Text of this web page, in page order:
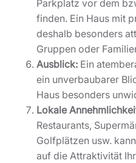
Parkplatz vor dem
finden. Ein Haus mit
deshalb besonders
Gruppen oder
Ausblick: Ein
ein unverbaubarer
Haus besonders
Lokale
Restaurants,
Golfplätzen usw.
auf die Attraktivität